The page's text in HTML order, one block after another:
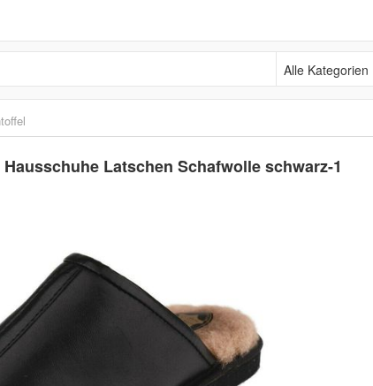
Alle Kategorien
Latschen Schafwolle schwarz-1